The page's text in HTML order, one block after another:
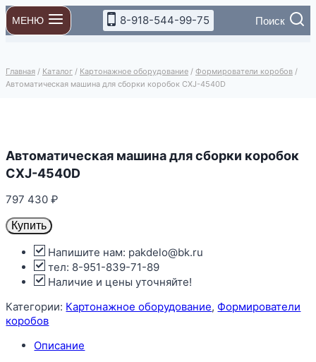
Перейти
к
содержимому
МЕНЮ 8-918-544-99-75 Поиск
Главная / Каталог / Картонажное оборудование / Формирователи коробов /
Автоматическая машина для сборки коробок CXJ-4540D
Автоматическая машина для сборки коробок
CXJ-4540D
797 430₽
Купить
Напишите нам: pakdelo@bk.ru
тел: 8-951-839-71-89
Наличие и цены уточняйте!
Категории: Картонажное оборудование, Формирователи
коробов
Описание